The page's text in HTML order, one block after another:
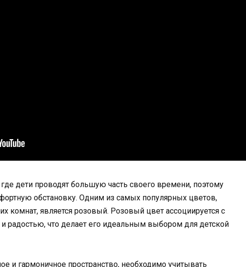
дети проводят большую часть своего времени, поэтому
обстановку. Одним из самых популярных цветов,
комнат, является розовый. Розовый цвет ассоциируется с
радостью, что делает его идеальным выбором для детской
и гармоничное пространство, необходимо учитывать